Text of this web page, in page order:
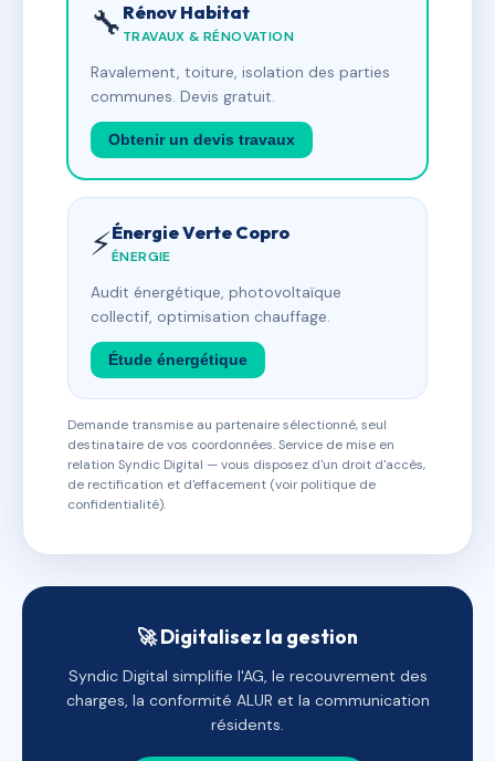
🔧 Rénov Habitat
TRAVAUX & RÉNOVATION
Ravalement, toiture, isolation des parties
communes. Devis gratuit.
Obtenir un devis travaux
⚡Énergie Verte Copro
ÉNERGIE
Audit énergétique, photovoltaïque
collectif, optimisation chauffage.
Étude énergétique
Demande transmise au partenaire sélectionné, seul
destinataire de vos coordonnées. Service de mise en
relation Syndic Digital — vous disposez d'un droit d'accès,
de rectification et d'effacement (voir politique de
confidentialité).
🚀 Digitalisez la gestion
Syndic Digital simplifie l'AG, le recouvrement des
charges, la conformité ALUR et la communication
résidents.